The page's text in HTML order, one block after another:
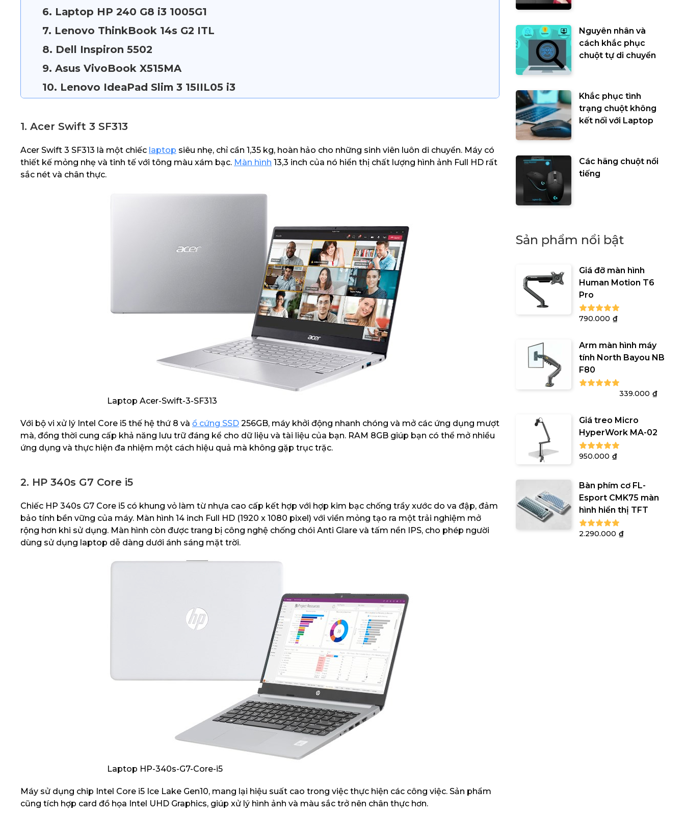
6. Laptop HP 240 G8 i3 1005G1
7. Lenovo ThinkBook 14s G2 ITL
8. Dell Inspiron 5502
9. Asus VivoBook X515MA
10. Lenovo IdeaPad Slim 3 15IIL05 i3
1. Acer Swift 3 SF313
Acer Swift 3 SF313 là một chiếc laptop siêu nhẹ, chỉ cần 1,35 kg, hoàn hảo cho những sinh viên luôn di chuyển. Máy có
thiết kế mỏng nhẹ và tinh tế với tông màu xám bạc. Màn hình 13,3 inch của nó hiển thị chất lượng hình ảnh Full HD rất
sắc nét và chân thực.
Laptop Acer-Swift-3-SF313
Với bộ vi xử lý Intel Core i5 thế hệ thứ 8 và ổ cứng SSD 256GB, máy khởi động nhanh chóng và mở các ứng dụng mượt
mà, đồng thời cung cấp khả năng lưu trữ đáng kể cho dữ liệu và tài liệu của bạn. RAM 8GB giúp bạn có thể mở nhiều
ứng dụng và thực hiện đa nhiệm một cách hiệu quả mà không gặp trục trặc.
2. HP 340s G7 Core i5
Chiếc HP 340s G7 Core i5 có khung vỏ làm từ nhựa cao cấp kết hợp với hợp kim bạc chống trầy xước do va đập, đảm
bảo tính bền vững của máy. Màn hình 14 inch Full HD (1920 x 1080 pixel) với viền mỏng tạo ra một trải nghiệm mở
rộng hơn khi sử dụng. Màn hình còn được trang bị công nghệ chống chói Anti Glare và tấm nền IPS, cho phép người
dùng sử dụng laptop dễ dàng dưới ánh sáng mặt trời.
Laptop HP-340s-G7-Core-i5
Máy sử dụng chip Intel Core i5 Ice Lake Gen10, mang lại hiệu suất cao trong việc thực hiện các công việc. Sản phẩm
cũng tích hợp card đồ họa Intel UHD Graphics, giúp xử lý hình ảnh và màu sắc trở nên chân thực hơn.
Nguyên nhân và
cách khắc phục
chuột tự di chuyển
Khắc phục tình
trạng chuột không
kết nối với Laptop
Các hãng chuột nổi
tiếng
Sản phẩm nổi bật
Giá đỡ màn hình
Human Motion T6
Pro
790.000 ₫
Arm màn hình máy
tính North Bayou NB
F80
Giá
là:
499.000₫.
339.000 ₫Giá
Giá treo Micro
HyperWork MA-02
950.000 ₫
Bàn phím cơ FL-
Esport CMK75 màn
hình hiển thị TFT
2.290.000 ₫